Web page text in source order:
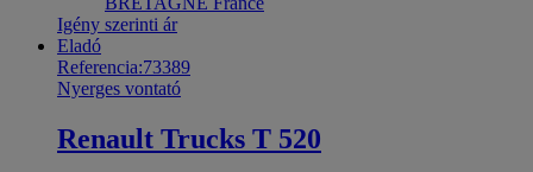
Igény szerinti ár
Eladó
Referencia:73389
Nyerges vontató
Renault Trucks T 520